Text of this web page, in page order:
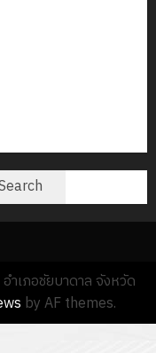
ำเภอชัยบาดาล จังหวัด
by AF themes.